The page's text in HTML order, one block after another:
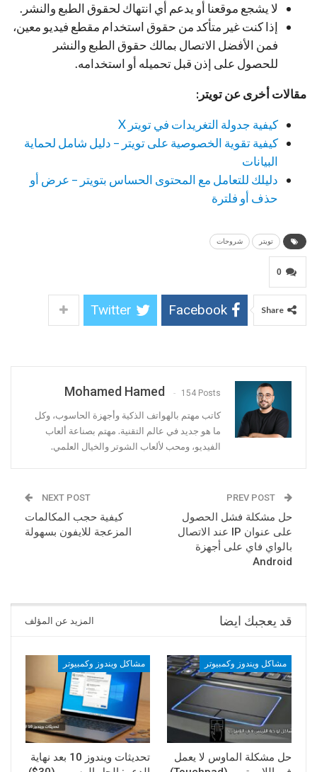
لا يشجع موقعنا أو يدعم أي انتهاك لحقوق الطبع والنشر.
إذا كنت غير متأكد من حقوق استخدام مقطع فيديو معين،
فمن الأفضل الاتصال بمالك حقوق الطبع والنشر
للحصول على إذن قبل تحميله أو استخدامه.
مقالات أخرى عن تويتر:
كيفية جدولة التغريدات في تويتر X
كيفية تقوية الخصوصية على تويتر – دليل شامل لحماية
البيانات
دليلك للتعامل مع المحتوى الحساس بتويتر – عرض أو
حذف أو فلترة
تويتر شروحات
0
Share
Facebook
Twitter
Mohamed Hamed 154 Posts
كاتب مهتم بالهواتف الذكية وأجهزة الحاسوب، وكل
ما هو جديد في عالم التقنية. مهتم بصناعة ألعاب
الفيديو، ومحب لألعاب الشوتر والخيال العلمي.
حل مشكلة فشل الحصول
على عنوان IP عند الاتصال
بالواي فاي على أجهزة
Android
NEXT POST
كيفية حجب المكالمات
المزعجة للايفون بسهولة
قد يعجبك ايضا المزيد عن المؤلف
مشاكل ويندوز وكمبيوتر
حل مشكلة الماوس لا يعمل
مشاكل ويندوز وكمبيوتر
تحديثات ويندوز 10 بعد نهاية